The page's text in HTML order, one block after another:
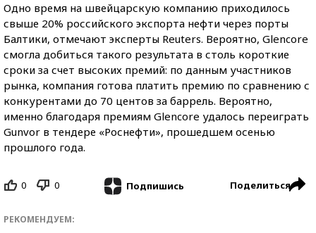
Одно время на швейцарскую компанию приходилось
свыше 20% российского экспорта нефти через порты
Балтики, отмечают эксперты Reuters. Вероятно, Glencore
смогла добиться такого результата в столь короткие
сроки за счет высоких премий: по данным участников
рынка, компания готова платить премию по сравнению с
конкурентами до 70 центов за баррель. Вероятно,
именно благодаря премиям Glencore удалось переиграть
Gunvor в тендере «Роснефти», прошедшем осенью
прошлого года.
0 0 Подпишись Поделиться
РЕКОМЕНДУЕМ: